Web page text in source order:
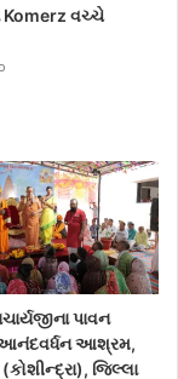
વચ્ચે
પાવન
આનંદવર્ધન આશ્રમ,
જિલ્લા